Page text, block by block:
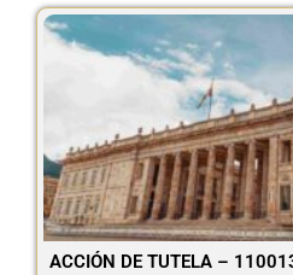
ACCIÓN DE TUTELA –